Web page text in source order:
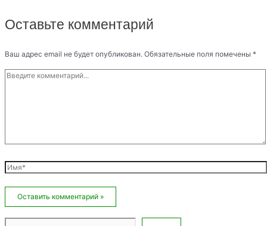
Оставьте комментарий
Ваш адрес email не будет опубликован. Обязательные поля помечены *
Введите
комментарий...
Имя*